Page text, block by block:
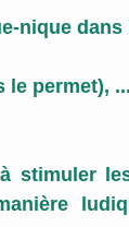
nique dans
le permet), ...
stimuler